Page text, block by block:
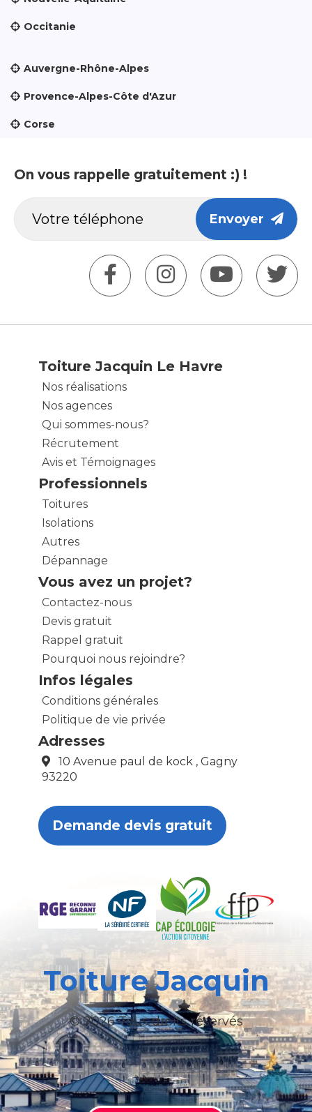
Occitanie
Auvergne-Rhône-Alpes
Provence-Alpes-Côte d'Azur
Corse
On vous rappelle gratuitement :) !
Envoyer
Toiture Jacquin Le Havre
Nos réalisations
Nos agences
Qui sommes-nous?
Récrutement
Avis et Témoignages
Professionnels
Toitures
Isolations
Autres
Dépannage
Vous avez un projet?
Contactez-nous
Devis gratuit
Rappel gratuit
Pourquoi nous rejoindre?
Infos légales
Conditions générales
Politique de vie privée
Adresses
10 Avenue paul de kock , Gagny
93220
Demande devis gratuit
Toiture Jacquin
© 2026 Tous droits réservés